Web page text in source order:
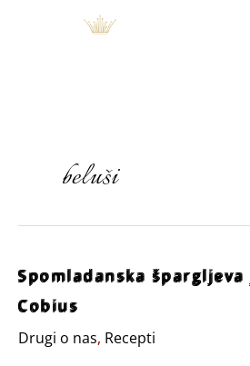
beluši
Spomladanska
Cobius
Drugi o nas, Recepti
Spomladanska
špargljeva
juha
s